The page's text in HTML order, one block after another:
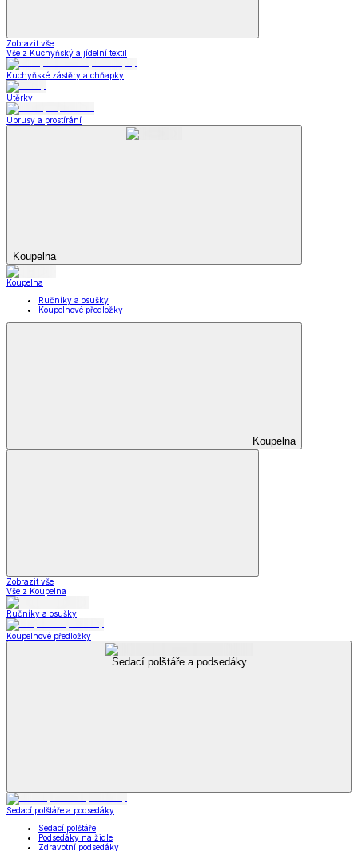
Zobrazit vše
Vše z Kuchyňský a jídelní textil
Kuchyňské zástěry a chňapky
Utěrky
Ubrusy a prostírání
Koupelna
Koupelna
Ručníky a osušky
Koupelnové předložky
Koupelna
Zobrazit vše
Vše z Koupelna
Ručníky a osušky
Koupelnové předložky
Sedací polštáře a podsedáky
Sedací polštáře a podsedáky
Sedací polštáře
Podsedáky na židle
Zdravotní podsedáky